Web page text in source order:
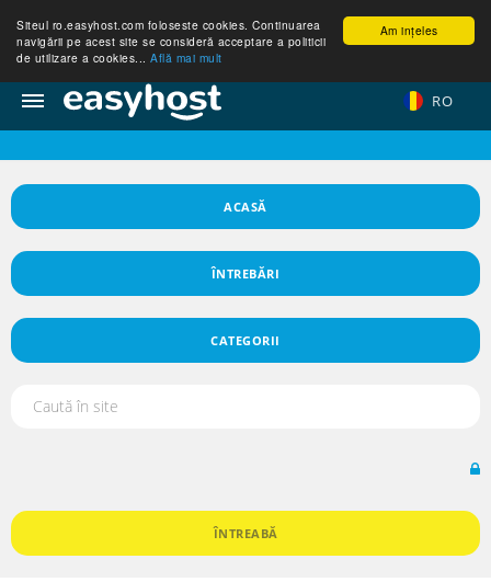
Am ințeles
Siteul ro.easyhost.com foloseste cookies. Continuarea
navigării pe acest site se consideră acceptare a politicii
de utilizare a cookies... Află mai mult
RO
ACASĂ
ÎNTREBĂRI
CATEGORII
ÎNTREABĂ